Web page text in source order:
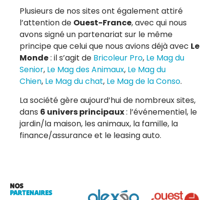
Plusieurs de nos sites ont également attiré
l’attention de Ouest-France, avec qui nous
avons signé un partenariat sur le même
principe que celui que nous avions déjà avec Le
Monde: il s’agit de Bricoleur Pro, Le Mag du
Senior, Le Mag des Animaux, Le Mag du
Chien, Le Mag du chat, Le Mag de la Conso.
La société gère aujourd’hui de nombreux sites,
dans 6 univers principaux: l’événementiel, le
jardin/la maison, les animaux, la famille, la
finance/assurance et le leasing auto.
NOS
PARTENAIRES